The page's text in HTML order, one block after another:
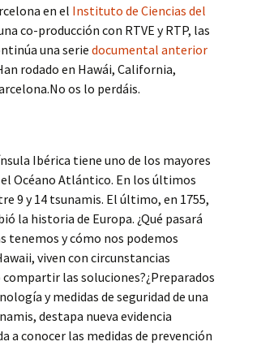
en el Instituto de Ciencias del
co-producción con RTVE y RTP, las
una seriedocumental anterior
rodado en Hawái, California,
os lo perdáis.
Ibérica tiene uno de los mayores
Océano Atlántico. En los últimos
9 y 14 tsunamis. El último, en 1755,
la historia de Europa. ¿Qué pasará
tenemos y cómo nos podemos
viven con circunstancias
las soluciones?¿Preparados
y medidas de seguridad de una
destapa nueva evidencia
a conocer las medidas de prevención